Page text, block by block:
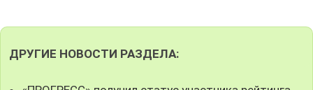
ДРУГИЕ НОВОСТИ РАЗДЕЛА: